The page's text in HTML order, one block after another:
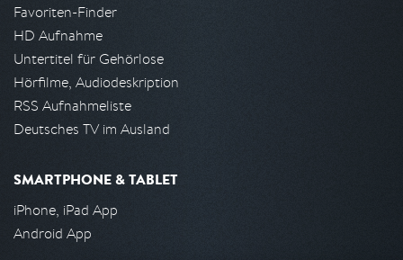
Favoriten-Finder
HD Aufnahme
Untertitel für Gehörlose
Hörfilme, Audiodeskription
RSS Aufnahmeliste
Deutsches TV im Ausland
SMARTPHONE & TABLET
iPhone, iPad App
Android App